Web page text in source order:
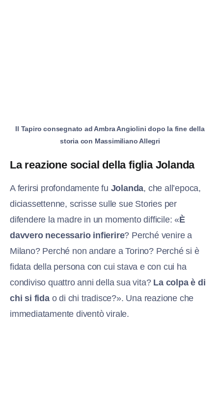
Il Tapiro consegnato ad Ambra Angiolini dopo la fine della
storia con Massimiliano Allegri
La reazione social della figlia Jolanda
A ferirsi profondamente fu Jolanda, che all’epoca,
diciassettenne, scrisse sulle sue Stories per
difendere la madre in un momento difficile: «È
davvero necessario infierire? Perché venire a
Milano? Perché non andare a Torino? Perché si è
fidata della persona con cui stava e con cui ha
condiviso quattro anni della sua vita? La colpa è di
chi si fidao di chi tradisce?». Una reazione che
immediatamente diventò virale.